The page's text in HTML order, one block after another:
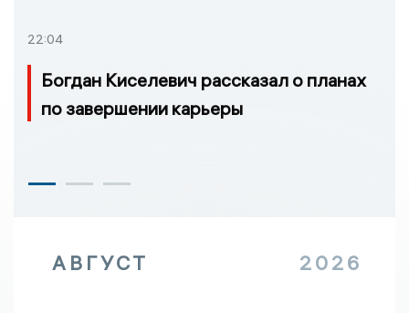
22:04
Богдан Киселевич рассказал о планах
по завершении карьеры
АВГУСТ 2026